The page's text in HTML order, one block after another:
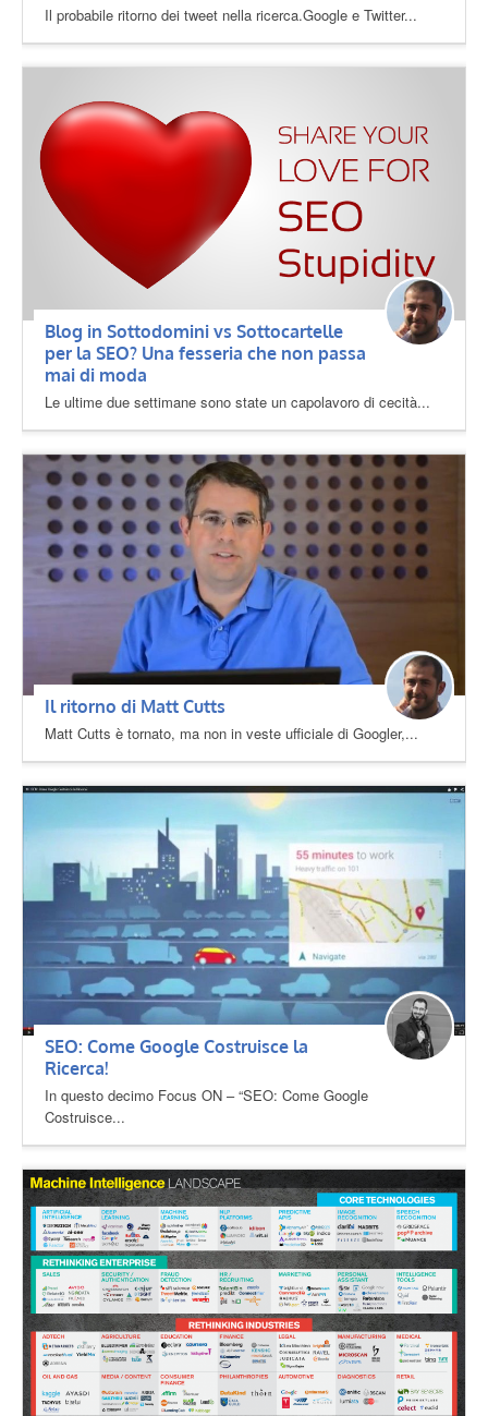
Il probabile ritorno dei tweet nella ricerca.Google e Twitter...
Blog in Sottodomini vs Sottocartelle
per la SEO? Una fesseria che non passa
mai di moda
Le ultime due settimane sono state un capolavoro di cecità...
Il ritorno di Matt Cutts
Matt Cutts è tornato, ma non in veste ufficiale di Googler,...
SEO: Come Google Costruisce la
Ricerca!
In questo decimo Focus ON – “SEO: Come Google
Costruisce...